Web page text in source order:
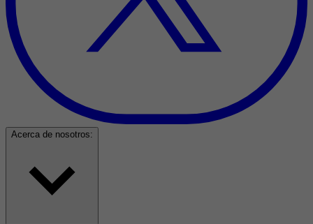
Acerca de nosotros: